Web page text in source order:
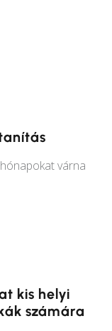
várna
kis helyi
számára